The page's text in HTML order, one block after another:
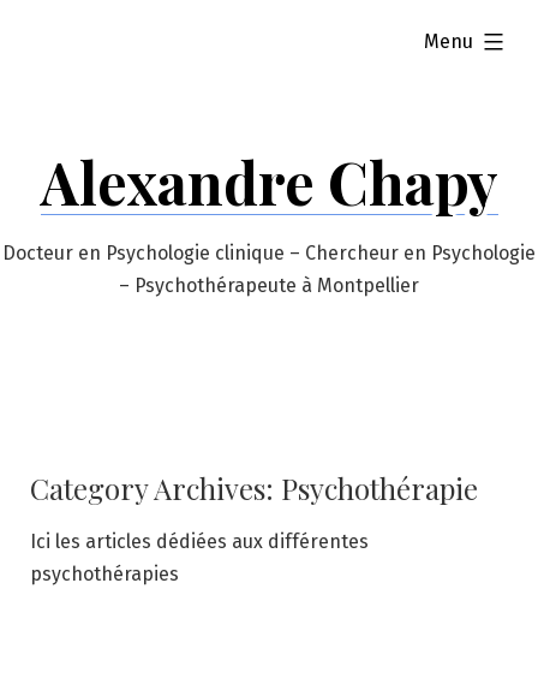
Alexandre Chapy
Docteur en Psychologie clinique – Chercheur en Psychologie
– Psychothérapeute à Montpellier
Menu
expanded
Category Archives: Psychothérapie
Ici les articles dédiées aux différentes
psychothérapies